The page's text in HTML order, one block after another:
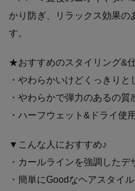
かり防ぎ、リラックス効果の
す。
★おすすめのスタイリング&
・やわらかいけどくっきりと
・やわらかで弾力のあるの質
・ハーフウェット&ドライ使
▼こんな人におすすめ♪
・カールラインを強調した
・簡単にGoodなヘアスタイ